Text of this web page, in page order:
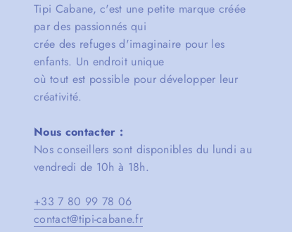
Tipi Cabane, c'est une petite marque créée
par des passionnés qui
crée des refuges d'imaginaire pour les
enfants. Un endroit unique
où tout est possible pour développer leur
créativité.
Nous contacter :
Nos conseillers sont disponibles du lundi au
vendredi de 10h à 18h.
+33 7 80 99 78 06
contact@tipi-cabane.fr